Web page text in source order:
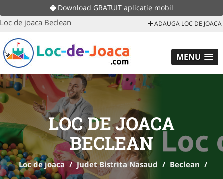
Download GRATUIT aplicatie mobil
Loc de joaca Beclean ADAUGA LOC DE JOACA
MENU
LOC DE JOACA
BECLEAN
Loc de joaca / Judet Bistrita Nasaud / Beclean /